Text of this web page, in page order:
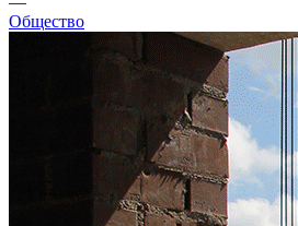
Общество